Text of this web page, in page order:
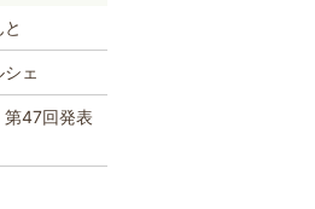
ェ
47回発表